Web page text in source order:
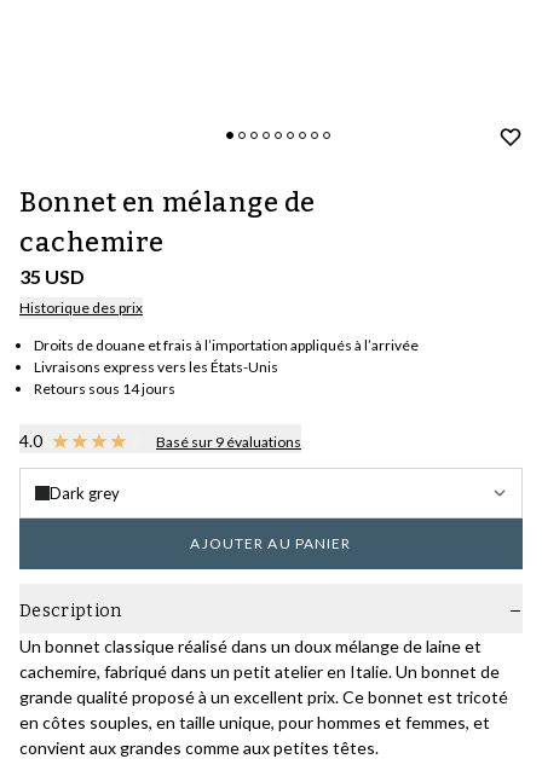
Bonnet en mélange de
cachemire
35 USD
Historique des prix
Droits de douane et frais à l’importation appliqués à l’arrivée
Livraisons express vers les États-Unis
Retours sous 14 jours
4.0 Basé sur 9 évaluations
Dark grey
AJOUTER AU PANIER
Description
Un bonnet classique réalisé dans un doux mélange de laine et
cachemire, fabriqué dans un petit atelier en Italie. Un bonnet de
grande qualité proposé à un excellent prix. Ce bonnet est tricoté
en côtes souples, en taille unique, pour hommes et femmes, et
convient aux grandes comme aux petites têtes.